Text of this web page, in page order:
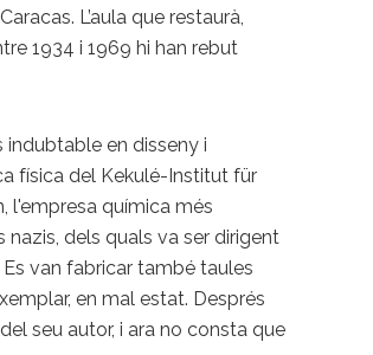
L’aula que restaurà,
1934 i 1969 hi han rebut
indubtable en disseny i
física del Kekulé-Institut für
l'empresa química més
dels quals va ser dirigent
van fabricar també taules
en mal estat. Després
seu autor, i ara no consta que